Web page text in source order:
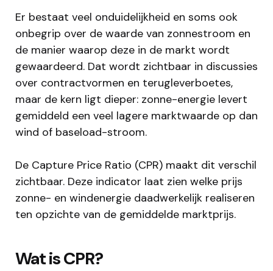
Er bestaat veel onduidelijkheid en soms ook
onbegrip over de waarde van zonnestroom en
de manier waarop deze in de markt wordt
gewaardeerd. Dat wordt zichtbaar in discussies
over contractvormen en terugleverboetes,
maar de kern ligt dieper: zonne-energie levert
gemiddeld een veel lagere marktwaarde op dan
wind of baseload-stroom.
De Capture Price Ratio (CPR) maakt dit verschil
zichtbaar. Deze indicator laat zien welke prijs
zonne- en windenergie daadwerkelijk realiseren
ten opzichte van de gemiddelde marktprijs.
Wat is CPR?